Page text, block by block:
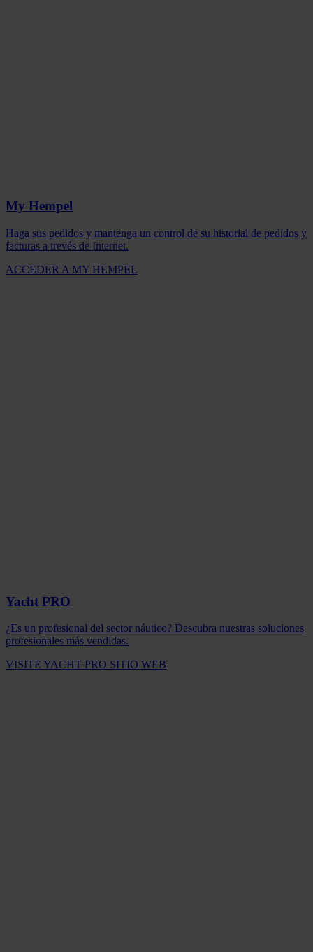
My Hempel
Haga sus pedidos y mantenga un control de su historial de pedidos y
facturas a trevés de Internet.
ACCEDER A MY HEMPEL
Yacht PRO
¿Es un profesional del sector náutico? Descubra nuestras soluciones
profesionales más vendidas.
VISITE YACHT PRO SITIO WEB